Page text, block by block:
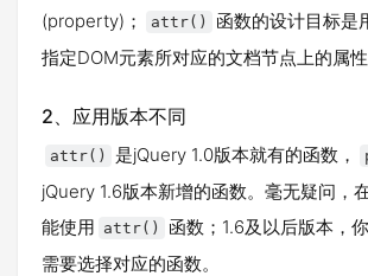
(property)；
attr()
函数的设计目标是
指定DOM元素所对应的文档节点上的属
2、应用版本不同
attr() 是jQuery 1.0版本就有的函数，
jQuery 1.6版本新增的函数。毫无疑问，
能使用 attr()
函数；1.6及以后版本，
需要选择对应的函数。